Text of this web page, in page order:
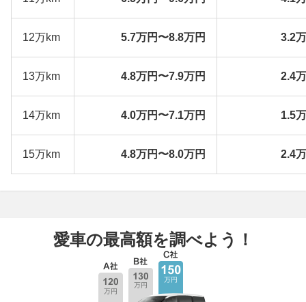
12万km 5.7万円〜8.8万円 3.2
13万km 4.8万円〜7.9万円 2.4
14万km 4.0万円〜7.1万円 1.5
15万km 4.8万円〜8.0万円 2.4
愛車の最高額を調べよう！